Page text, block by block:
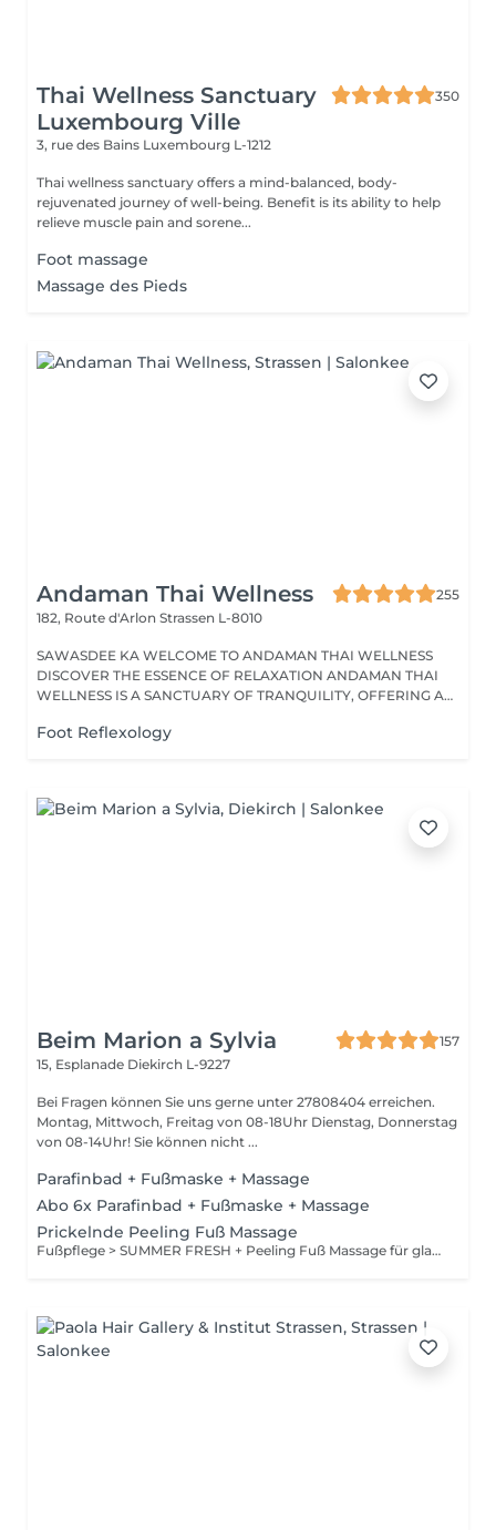
Thai Wellness Sanctuary
Luxembourg Ville
350
3, rue des Bains Luxembourg L-1212
Thai wellness sanctuary offers a mind-balanced, body-
rejuvenated journey of well-being. Benefit is its ability to help
relieve muscle pain and sorene...
Foot massage
Massage des Pieds
Andaman Thai Wellness
255
182, Route d'Arlon Strassen L-8010
SAWASDEE KA WELCOME TO ANDAMAN THAI WELLNESS
DISCOVER THE ESSENCE OF RELAXATION ANDAMAN THAI
WELLNESS IS A SANCTUARY OF TRANQUILITY, OFFERING A
Foot Reflexology
Beim Marion a Sylvia
157
15, Esplanade Diekirch L-9227
Bei Fragen können Sie uns gerne unter 27808404 erreichen.
Montag, Mittwoch, Freitag von 08-18Uhr Dienstag, Donnerstag
von 08-14Uhr! Sie können nicht ...
Parafinbad + Fußmaske + Massage
Abo 6x Parafinbad + Fußmaske + Massage
Prickelnde Peeling Fuß Massage
Fußpflege > SUMMER FRESH + Peeling Fuß Massage für glatte , gesunde Füße + Kräuter-Entspannungs-Fußbad + Fußpflege > Pedicure medicale + normales Lackieren der Fußnägel dazu auf Wunsch ein Glas Sekt zur Entspannung!